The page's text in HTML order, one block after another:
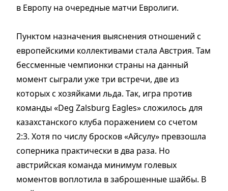
в Европу на очередные матчи Евролиги.
Пунктом назначения выяснения отношений с
европейскими коллективами стала Австрия. Там
бессменные чемпионки страны на данный
момент сыграли уже три встречи, две из
которых с хозяйками льда. Так, игра против
команды «Deg Zalsburg Eagles» сложилось для
казахстанского клуба поражением со счетом
2:3. Хотя по числу бросков «Айсулу» превзошла
соперника практически в два раза. Но
австрийская команда минимум голевых
моментов воплотила в заброшенные шайбы. В